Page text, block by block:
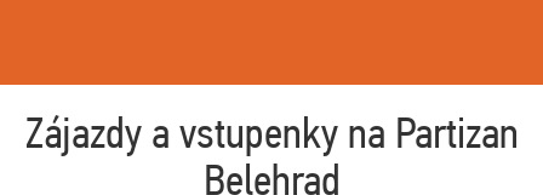
Zájazdy a vstupenky na Partizan
Belehrad